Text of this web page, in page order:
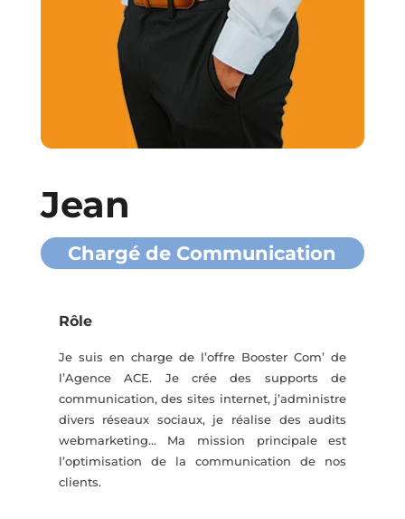
Jean
Chargé de Communication
Rôle
Je suis en charge de l’offre Booster Com’ de
l’Agence ACE. Je crée des supports de
communication, des sites internet, j’administre
divers réseaux sociaux, je réalise des audits
webmarketing… Ma mission principale est
l’optimisation de la communication de nos
clients.